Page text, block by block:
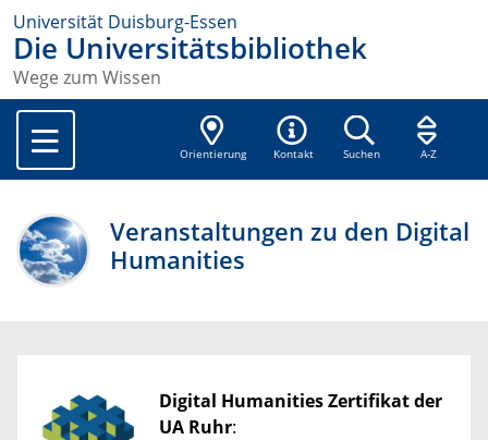
Universität Duisburg-Essen
Die Universitätsbibliothek
Wege zum Wissen
Orientierung Kontakt Suchen A-Z
Veranstaltungen zu den Digital
Humanities
Digital Humanities Zertifikat der
UA Ruhr: